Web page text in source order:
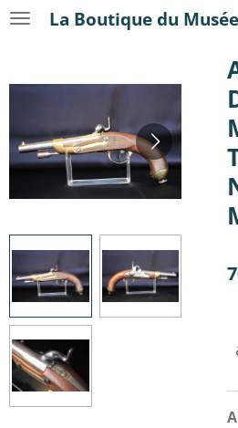
Passer
principal
La Boutique du Musée